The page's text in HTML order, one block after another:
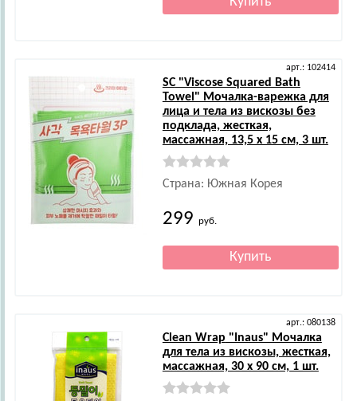
арт.: 102414
SC"Viscose Squared Bath
Towel" Мочалка-варежка для
лица и тела из вискозы без
подклада, жесткая,
массажная, 13,5 х 15 см, 3 шт.
Страна: Южная Корея
299 руб.
арт.: 080138
Clean Wrap "Inaus" Мочалка
для тела из вискозы, жесткая,
массажная, 30 х 90 см, 1 шт.